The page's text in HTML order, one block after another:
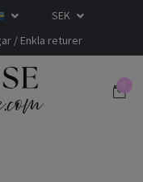
SEK
/ Enkla returer
0